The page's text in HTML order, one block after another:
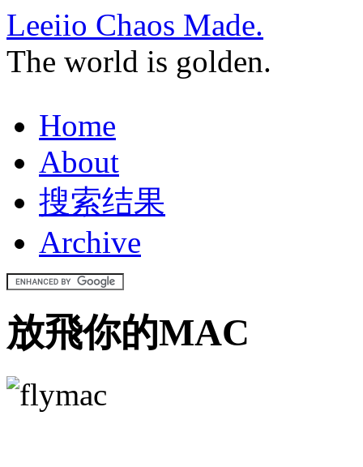
Leeiio Chaos Made.
The world is golden.
Home
About
搜索结果
Archive
放飛你的MAC